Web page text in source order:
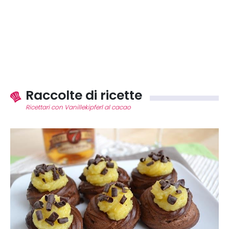
Raccolte di ricette
Ricettari con Vanillekipferl al cacao